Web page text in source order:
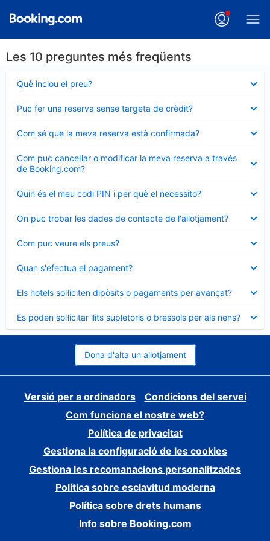
Les 10 preguntes més freqüents
Què inclou el preu?
tancat
Puc fer una reserva sense targeta de crèdit?
tancat
Com sé que la meva reserva està confirmada?
tancat
Com puc cancel·lar o modificar la meva reserva a través
de Booking.com?
tancat
Quin és el meu codi PIN i per què el necessito?
tancat
On puc trobar les dades de contacte de l'allotjament?
tancat
Com puc veure els preus?
tancat
Quan s'efectua el pagament?
tancat
Els hotels sol·liciten dipòsits o pagaments per avançat?
tancat
Es poden sol·licitar llits supletoris o bressols per als nens?
tancat
Dona d'alta un allotjament
Versió per a ordinadors
Condicions del servei
Com funciona el nostre web?
Política de privacitat
Gestiona la configuració de les cookies
Gestiona les recomanacions personalitzades
Política sobre esclavitud moderna
Política sobre drets humans
Info sobre Booking.com